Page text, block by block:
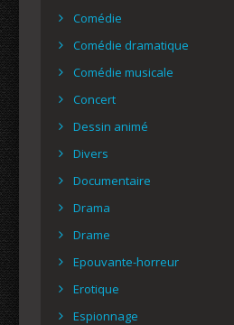
Comédie
Comédie dramatique
Comédie musicale
Concert
Dessin animé
Divers
Documentaire
Drama
Drame
Epouvante-horreur
Erotique
Espionnage